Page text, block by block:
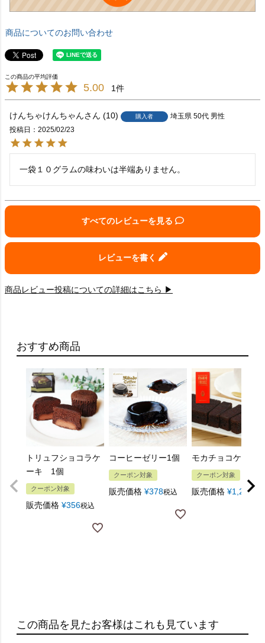
商品についてのお問い合わせ
5.00 1
けんちゃけんちゃん 10 購入者 埼玉県 50代 男性
投稿日
2025/02/23
一袋１０グラムの味わいは半端ありません。
すべてのレビューを見る
レビューを書く
商品レビュー投稿についての詳細はこちら ▶
おすすめ商品
トリュフショコラケ
ーキ 1個
クーポン対象
販売価格 ¥356税込
コーヒーゼリー1個
クーポン対象
販売価格 ¥378税込
モカチョコケーキ
クーポン対象
販売価格 ¥1,296
この商品を見たお客様はこれも見ています